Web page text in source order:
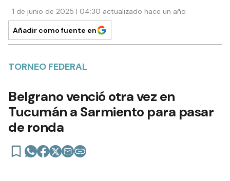
1 de junio de 2025 | 04:30 actualizado hace un año
Añadir como fuente en
TORNEO FEDERAL
Belgrano venció otra vez en
Tucumán a Sarmiento para pasar
de ronda